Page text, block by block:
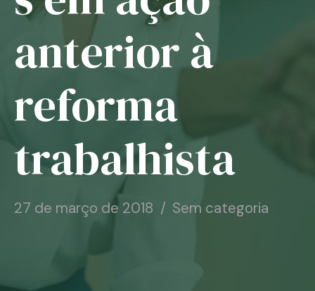
Notícias
Associe-se
anterior à
reforma
trabalhista
27 de março de 2018 Sem categoria